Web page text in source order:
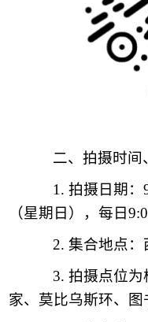
二、拍摄时间
1. 拍摄日期：
（星期日），每日
2. 集合地点：
3. 拍摄点位为
家、 莫比乌斯环、
图